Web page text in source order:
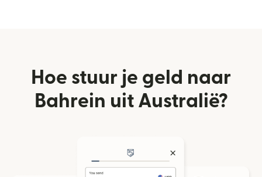
Hoe stuur je geld naar
Bahrein uit Australië?